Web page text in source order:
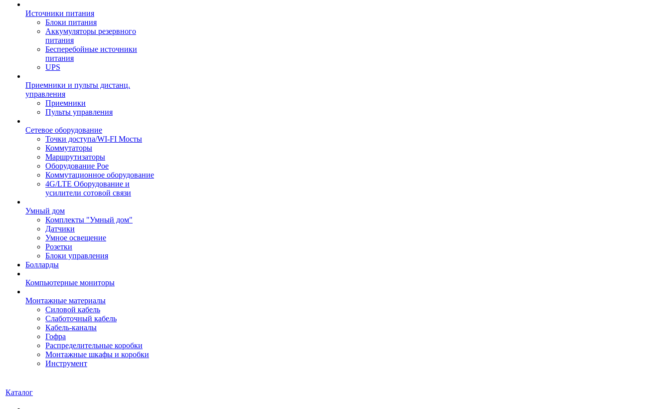
Источники питания
Блоки питания
Аккумуляторы резервного
питания
Бесперебойные источники
питания
UPS
Приемники и пульты дистанц.
управления
Приемники
Пульты управления
Сетевое оборудование
Точки доступа/WI-FI Мосты
Коммутаторы
Маршрутизаторы
Оборудование Poe
Коммутационное оборудование
4G/LTE Оборудование и
усилители сотовой связи
Умный дом
Комплекты "Умный дом"
Датчики
Умное освещение
Розетки
Блоки управления
Болларды
Компьютерные мониторы
Монтажные материалы
Силовой кабель
Слаботочный кабель
Кабель-каналы
Гофра
Распределительные коробки
Монтажные шкафы и коробки
Инструмент
Каталог